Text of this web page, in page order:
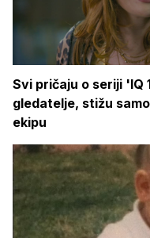
Svi pričaju o seriji 'IQ
gledatelje, stižu
ekipu